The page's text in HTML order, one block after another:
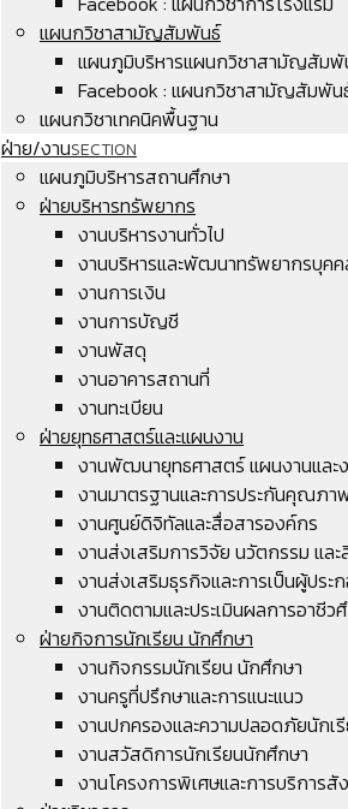
แผนกวิชาสามัญสัมพันธ์
แผนภูมิบริหารแผนกวิชาสามัญสัมพั
Facebook : แผนกวิชาสามัญสัมพัน
แผนกวิชาเทคนิคพื้นฐาน
ฝ่าย/งานSECTION
แผนภูมิบริหารสถานศึกษา
ฝ่ายบริหารทรัพยากร
งานบริหารงานทั่วไป
งานบริหารและพัฒนาทรัพยากรบุค
งานการเงิน
งานการบัญชี
งานพัสดุ
งานอาคารสถานที่
งานทะเบียน
ฝ่ายยุทธศาสตร์และแผนงาน
งานพัฒนายุทธศาสตร์ แผนงานและ
งานมาตรฐานและการประกันคุณภา
งานศูนย์ดิจิทัลและสื่อสารองค์กร
งานส่งเสริมการวิจัย นวัตกรรม แล
งานส่งเสริมธุรกิจและการเป็นผู้ประ
งานติดตามและประเมินผลการอาชีว
ฝ่ายกิจการนักเรียน นักศึกษา
งานกิจกรรมนักเรียน นักศึกษา
งานครูที่ปรึกษาและการแนะแนว
งานปกครองและความปลอดภัยนักเ
งานสวัสดิการนักเรียนนักศึกษา
งานโครงการพิเศษและการบริการสั